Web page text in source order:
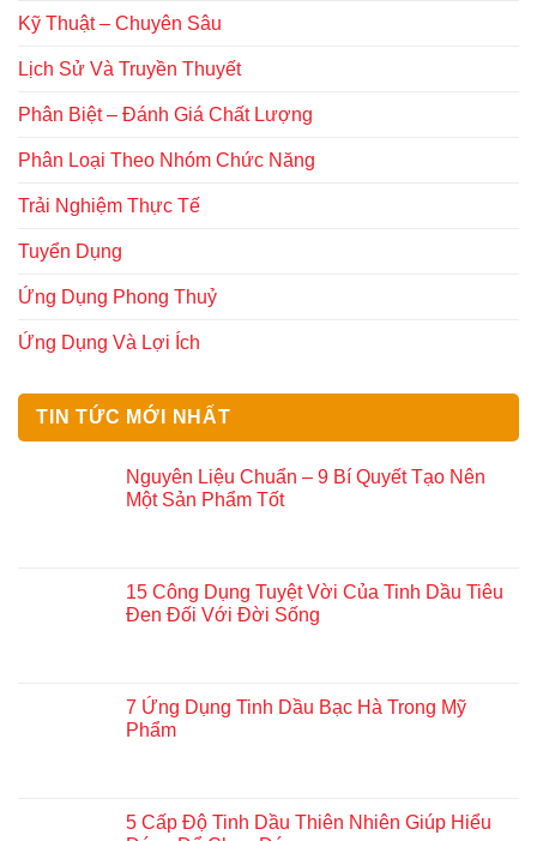
Kỹ Thuật – Chuyên Sâu
Lịch Sử Và Truyền Thuyết
Phân Biệt – Đánh Giá Chất Lượng
Phân Loại Theo Nhóm Chức Năng
Trải Nghiệm Thực Tế
Tuyển Dụng
Ứng Dụng Phong Thuỷ
Ứng Dụng Và Lợi Ích
TIN TỨC MỚI NHẤT
Nguyên Liệu Chuẩn – 9 Bí Quyết Tạo Nên
Một Sản Phẩm Tốt
15 Công Dụng Tuyệt Vời Của Tinh Dầu Tiêu
Đen Đối Với Đời Sống
7 Ứng Dụng Tinh Dầu Bạc Hà Trong Mỹ
Phẩm
5 Cấp Độ Tinh Dầu Thiên Nhiên Giúp Hiểu